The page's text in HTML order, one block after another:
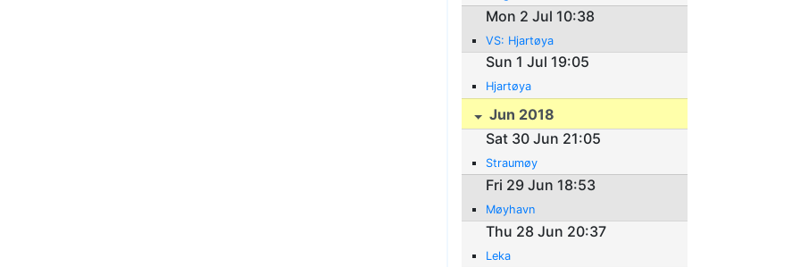
Mon 2 Jul 10:38
VS: Hjartøya
Sun 1 Jul 19:05
Hjartøya
Jun 2018
Sat 30 Jun 21:05
Straumøy
Fri 29 Jun 18:53
Møyhavn
Thu 28 Jun 20:37
Leka